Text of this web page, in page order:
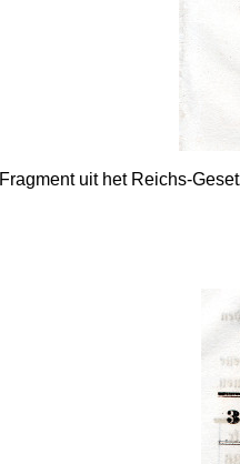
Fragment uit het Reichs-